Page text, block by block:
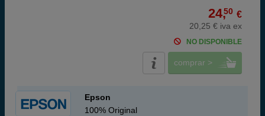
24,50 €
20,25 € iva ex
NO DISPONIBLE
comprar >
Epson
100% Original